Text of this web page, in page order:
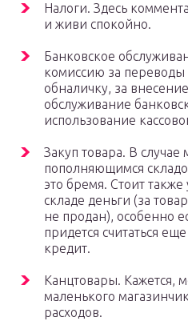
Налоги. Здесь
и живи спокойно.­
Банковское
комиссию за переводы
обналичку, за
обслуживание
использование
Закуп товара. В случае
пополняющимся
это бремя. Стоит также
складе деньги (за
не продан), особенно
придется считаться
кредит.­
Канцтовары. Кажется,
маленького
расходов.­